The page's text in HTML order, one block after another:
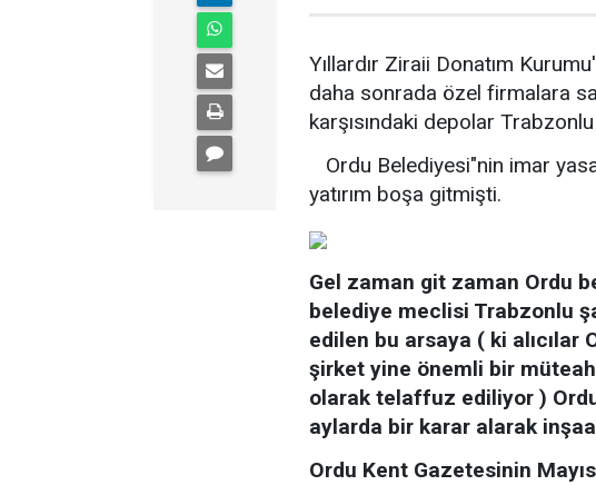
Yıllardır Ziraii Donatım
daha sonrada özel firmalara
karşısındaki depolar Trabzonlu
Ordu Belediyesi"nin imar
yatırım boşa gitmişti.
Gel zaman git zaman Ordu
belediye meclisi Trabzonlu
edilen bu arsaya ( ki alıcılar
şirket yine önemli bir
olarak telaffuz ediliyor )
aylarda bir karar alarak
Ordu Kent Gazetesinin